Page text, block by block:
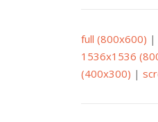
full (800x600) |
1536x1536
(400x300) |